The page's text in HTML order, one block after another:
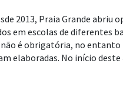
2013, Praia Grande
em escolas de diferentes
é obrigatória, no entanto
elaboradas. No início